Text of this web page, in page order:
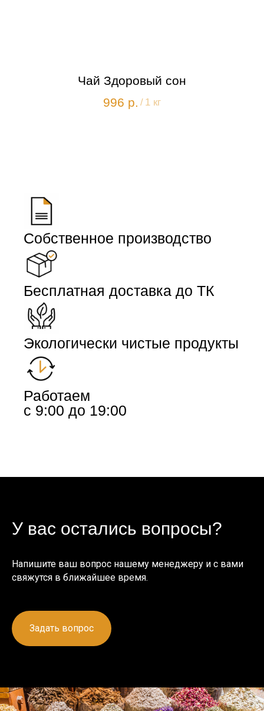
Чай Здоровый сон
996 р. / 1 кг
Собственное производство
Бесплатная доставка до ТК
Экологически чистые продукты
Работаем
с 9:00 до 19:00
У вас остались вопросы?
Напишите ваш вопрос нашему менеджеру и с вами
свяжутся в ближайшее время.
Задать вопрос